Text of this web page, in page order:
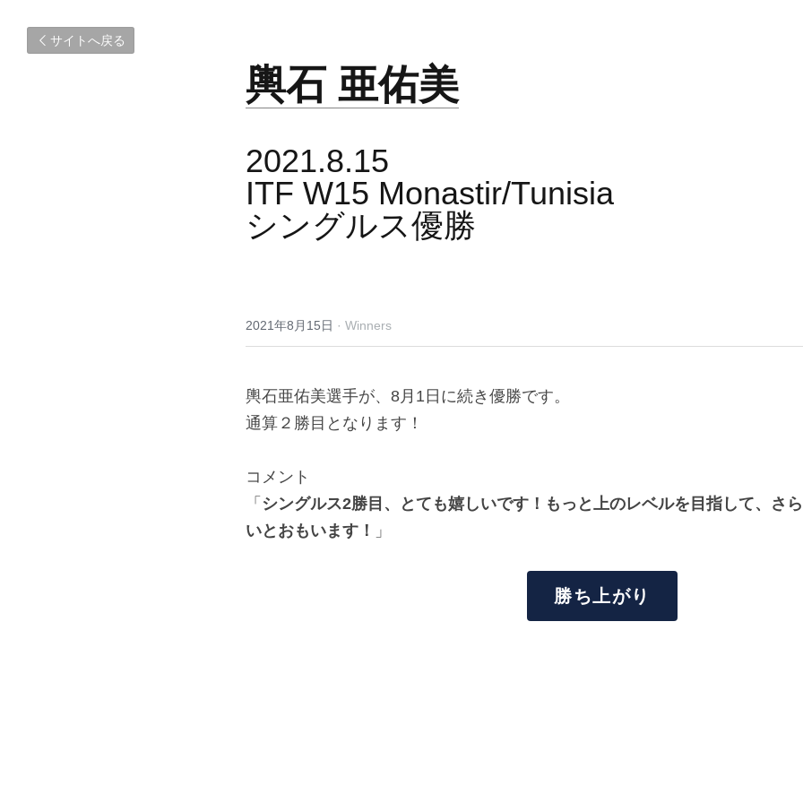
サイトへ戻る
輿石 亜佑美
2021.8.15
ITF W15 Monastir/Tunisia
シングルス優勝
2021年8月15日· Winners
輿石亜佑美選手が、8月1日に続き優勝です。
通算２勝目となります！
コメント
「シングルス2勝目、とても嬉しいです！もっと上のレベルを目指して、さ
いとおもいます！ 」
勝ち上がり